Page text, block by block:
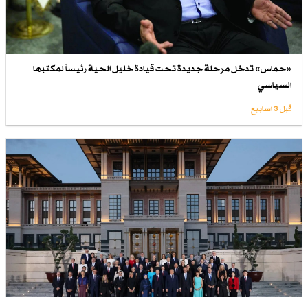
«حماس» تدخل مرحلة جديدة تحت قيادة خليل الحية رئيساً لمكتبها
السياسي
قبل 3 اسابیع